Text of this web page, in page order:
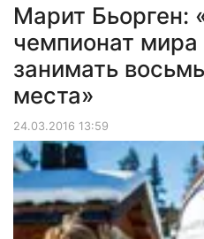
Марит Бьорген:
чемпионат мира
занимать
места»
24.03.2016 13:59